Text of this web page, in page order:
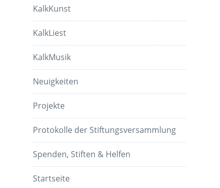
KalkKunst
KalkLiest
KalkMusik
Neuigkeiten
Projekte
Protokolle der Stiftungsversammlung
Spenden, Stiften & Helfen
Startseite